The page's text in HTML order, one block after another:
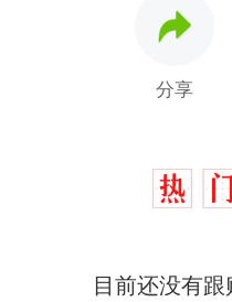
分享
目前还没有